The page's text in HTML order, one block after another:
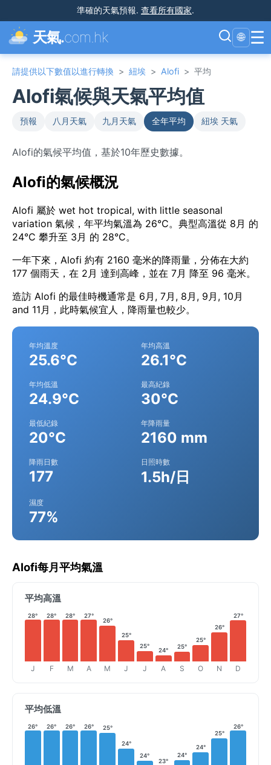
準確的天氣預報. 查看所有國家.
天氣.com.hk 🌐 ☰
請提供以下數值以進行轉換 > 紐埃 > Alofi > 平均
Alofi氣候與天氣平均值
預報 八月天氣 九月天氣 全年平均 紐埃 天氣
Alofi的氣候平均值，基於10年歷史數據。
Alofi的氣候概況
Alofi 屬於 wet hot tropical, with little seasonal
variation 氣候，年平均氣溫為 26°C。典型高溫從 8月 的
24°C 攀升至 3月 的 28°C。
一年下來，Alofi 約有 2160 毫米的降雨量，分佈在大約
177 個雨天，在 2月 達到高峰，並在 7月 降至 96 毫米。
造訪 Alofi 的最佳時機通常是 6月, 7月, 8月, 9月, 10月
and 11月，此時氣候宜人，降雨量也較少。
年均溫度
25.6°C
年均高溫
26.1°C
年均低溫
24.9°C
最高紀錄
30°C
最低紀錄
20°C
年降雨量
2160 mm
降雨日數
177
日照時數
1.5h/日
濕度
77%
Alofi每月平均氣溫
平均高溫
28°
J
28°
F
28°
M
27°
A
26°
M
25°
J
25°
J
24°
A
25°
S
25°
O
26°
N
27°
D
平均低溫
26° 26° 26° 26° 25°
24°
24°
23°
24°
24°
25°
26°